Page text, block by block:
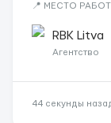
📍 МЕСТО
нужен 📆RBK Litva
Агентство
44 секунды